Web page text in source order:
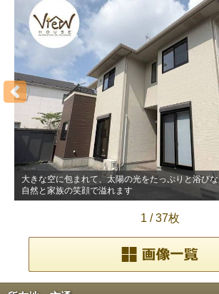
大きな空に包まれて、太陽の光をたっぷりと浴びな
自然と家族の笑顔で溢れます
1 /37枚